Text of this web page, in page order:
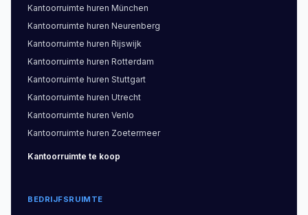
Kantoorruimte huren München
Kantoorruimte huren Neurenberg
Kantoorruimte huren Rijswijk
Kantoorruimte huren Rotterdam
Kantoorruimte huren Stuttgart
Kantoorruimte huren Utrecht
Kantoorruimte huren Venlo
Kantoorruimte huren Zoetermeer
Kantoorruimte te koop
BEDRIJFSRUIMTE